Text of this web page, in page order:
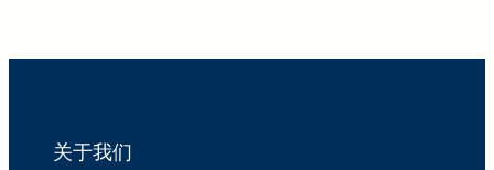
关于我们